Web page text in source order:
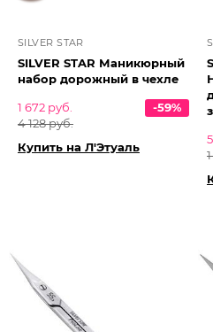
SILVER STAR
SILVER STAR Маникюрный
набор дорожный в чехле
1 672 руб.
4 128 руб.
-59%
Купить на Л'Этуаль